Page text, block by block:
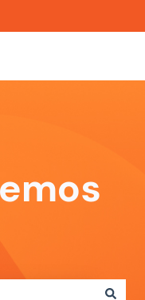
para traduções